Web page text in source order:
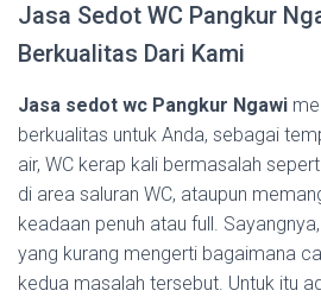
Jasa Sedot WC Pangkur
Berkualitas Dari Kami
Jasa sedot wc Pangkur Ngawi
berkualitas untuk Anda, sebagai
air, WC kerap kali bermasalah
di area saluran WC, ataupun
keadaan penuh atau full.
yang kurang mengerti bagaimana
kedua masalah tersebut. Untuk itu